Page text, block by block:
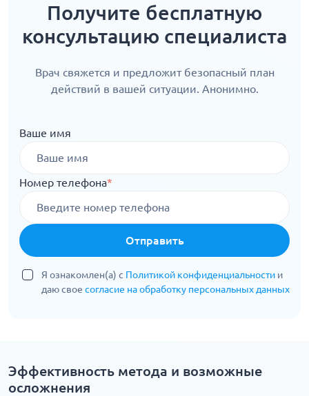
Получите бесплатную
консультацию специалиста
Врач свяжется и предложит безопасный план
действий в вашей ситуации. Анонимно.
Ваше имя
Номер телефона*
Отправить
Я ознакомлен(а) с Политикой конфиденциальности и
даю свое согласие на обработку персональных данных
Эффективность метода и возможные
осложнения